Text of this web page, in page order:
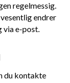
regelmessig.
endrer
via e-post.
du kontakte